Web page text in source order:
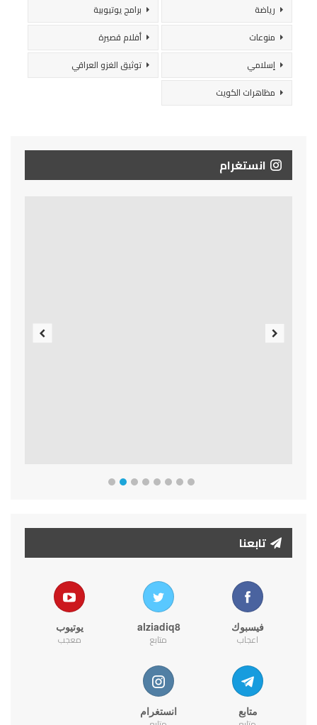
رياضة
برامج يوتيوبية
منوعات
أفلام قصيرة
إسلامي
توثيق الغزو العراقي
مظاهرات الكويت
انستغرام
تابعنا
فيسبوك
اعجاب
alziadiq8
متابع
يوتيوب
معجب
متابع انستغرام